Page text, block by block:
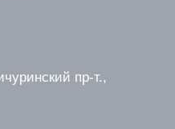
пр-т.,